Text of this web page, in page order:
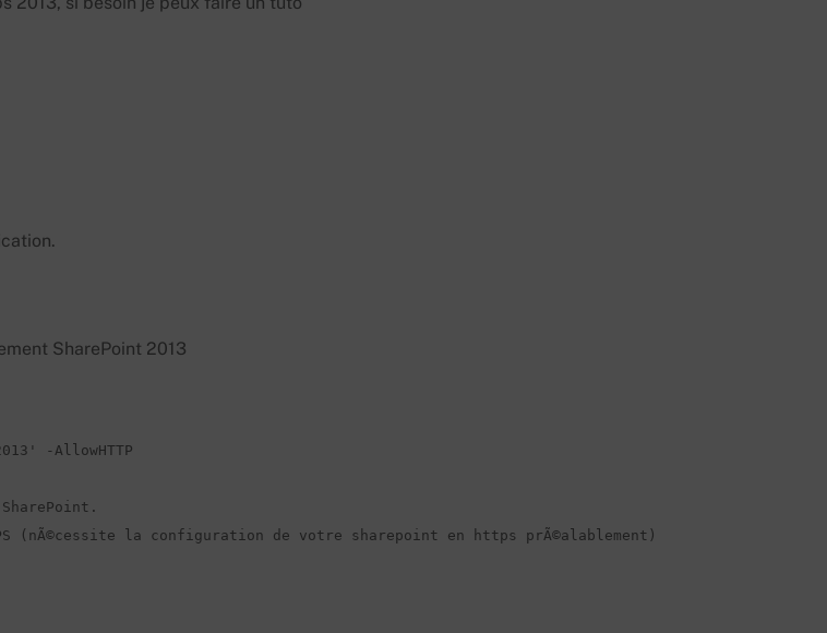
SharePoint 2013
-AllowHTTP
(nÃ©cessite la configuration de votre sharepoint en https prÃ©alablement)